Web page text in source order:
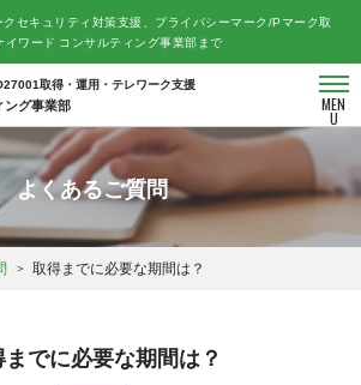
セキュリティ対策支援、プライバシーマーク/Pマーク取
ワード コンサルティング事業部まで
MEN
U
取得・運用・テレワーク支援
ング事業部
よくあるご質問
取得までに必要な期間は？
でに必要な期間は？